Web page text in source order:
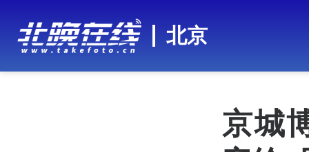
北京
京城